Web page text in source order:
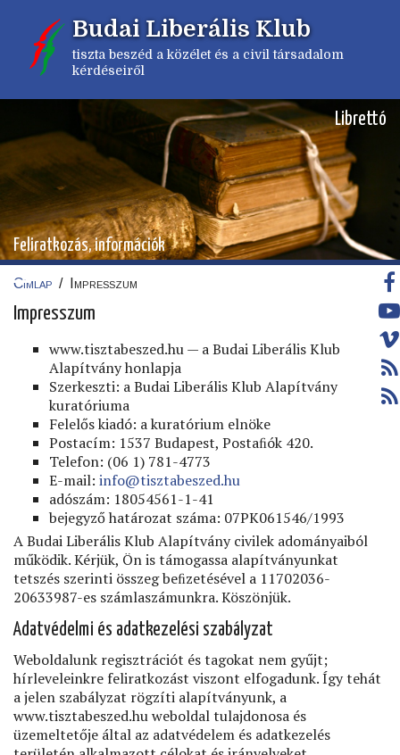
tartalomra
Budai Liberális Klub
tiszta beszéd a közélet és a civil társadalom
kérdéseiről
Librettó
Feliratkozás, információk
Címlap / Impresszum
Impresszum
www.tisztabeszed.hu — a Budai Liberális Klub
Alapítvány honlapja
Szerkeszti: a Budai Liberális Klub Alapítvány
kuratóriuma
Felelős kiadó: a kuratórium elnöke
Postacím: 1537 Budapest, Postaﬁók 420.
Telefon: (06 1) 781-4773
E-mail: info@tisztabeszed.hu
adószám: 18054561-1-41
bejegyző határozat száma: 07PK061546/1993
A Budai Liberális Klub Alapítvány civilek adományaiból
működik. Kérjük, Ön is támogassa alapítványunkat
tetszés szerinti összeg beﬁzetésével a 11702036-
20633987-es számlaszámunkra. Köszönjük.
Adatvédelmi és adatkezelési szabályzat
Weboldalunk regisztrációt és tagokat nem gyűjt;
hírleveleinkre feliratkozást viszont elfogadunk. Így tehát
a jelen szabályzat rögzíti alapítványunk, a
www.tisztabeszed.hu weboldal tulajdonosa és
üzemeltetője által az adatvédelem és adatkezelés